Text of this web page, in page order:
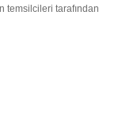
temsilcileri tarafından